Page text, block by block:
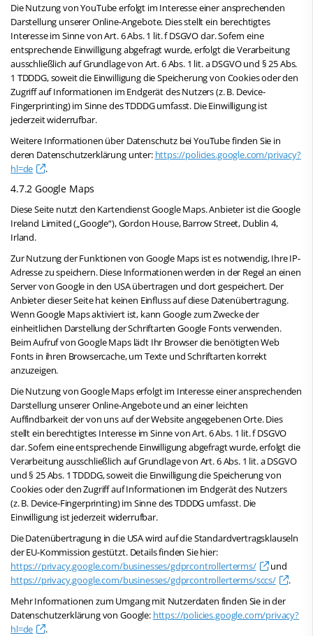
Die Nutzung von YouTube erfolgt im Interesse einer ansprechenden
Darstellung unserer Online-Angebote. Dies stellt ein berechtigtes
Interesse im Sinne von Art. 6 Abs. 1 lit. f DSGVO dar. Sofern eine
entsprechende Einwilligung abgefragt wurde, erfolgt die Verarbeitung
ausschließlich auf Grundlage von Art. 6 Abs. 1 lit. a DSGVO und § 25 Abs.
1 TDDDG, soweit die Einwilligung die Speicherung von Cookies oder den
Zugriff auf Informationen im Endgerät des Nutzers (z. B. Device-
Fingerprinting) im Sinne des TDDDG umfasst. Die Einwilligung ist
jederzeit widerrufbar.
Weitere Informationen über Datenschutz bei YouTube finden Sie in
deren Datenschutzerklärung unter: https://policies.google.com/privacy?
hl=de
.
4.7.2 Google Maps
Diese Seite nutzt den Kartendienst Google Maps. Anbieter ist die Google
Ireland Limited („Google“), Gordon House, Barrow Street, Dublin 4,
Irland.
Zur Nutzung der Funktionen von Google Maps ist es notwendig, Ihre IP-
Adresse zu speichern. Diese Informationen werden in der Regel an einen
Server von Google in den USA übertragen und dort gespeichert. Der
Anbieter dieser Seite hat keinen Einfluss auf diese Datenübertragung.
Wenn Google Maps aktiviert ist, kann Google zum Zwecke der
einheitlichen Darstellung der Schriftarten Google Fonts verwenden.
Beim Aufruf von Google Maps lädt Ihr Browser die benötigten Web
Fonts in ihren Browsercache, um Texte und Schriftarten korrekt
anzuzeigen.
Die Nutzung von Google Maps erfolgt im Interesse einer ansprechenden
Darstellung unserer Online-Angebote und an einer leichten
Auffindbarkeit der von uns auf der Website angegebenen Orte. Dies
stellt ein berechtigtes Interesse im Sinne von Art. 6 Abs. 1 lit. f DSGVO
dar. Sofern eine entsprechende Einwilligung abgefragt wurde, erfolgt die
Verarbeitung ausschließlich auf Grundlage von Art. 6 Abs. 1 lit. a DSGVO
und § 25 Abs. 1 TDDDG, soweit die Einwilligung die Speicherung von
Cookies oder den Zugriff auf Informationen im Endgerät des Nutzers
(z. B. Device-Fingerprinting) im Sinne des TDDDG umfasst. Die
Einwilligung ist jederzeit widerrufbar.
Die Datenübertragung in die USA wird auf die Standardvertragsklauseln
der EU-Kommission gestützt. Details finden Sie hier:
https://privacy.google.com/businesses/gdprcontrollerterms/
und
https://privacy.google.com/businesses/gdprcontrollerterms/sccs/
.
Mehr Informationen zum Umgang mit Nutzerdaten finden Sie in der
Datenschutzerklärung von Google: https://policies.google.com/privacy?
hl=de
.